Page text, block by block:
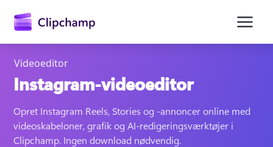
Videoeditor
Instagram-videoeditor
Opret Instagram Reels, Stories og -annoncer online med
videoskabeloner, grafik og AI-redigeringsværktøjer i
Clipchamp. Ingen download nødvendig.